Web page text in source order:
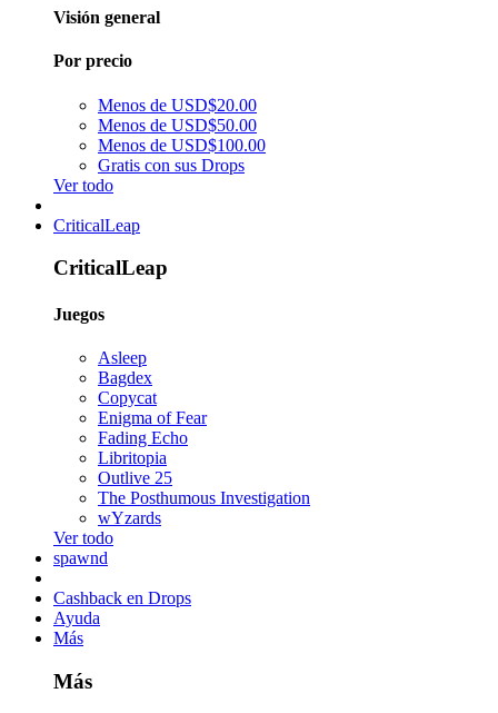
Visión general
Por precio
Menos de USD$20.00
Menos de USD$50.00
Menos de USD$100.00
Gratis con sus Drops
Ver todo
CriticalLeap
CriticalLeap
Juegos
Asleep
Bagdex
Copycat
Enigma of Fear
Fading Echo
Libritopia
Outlive 25
The Posthumous Investigation
wYzards
Ver todo
spawnd
Cashback en Drops
Ayuda
Más
Más